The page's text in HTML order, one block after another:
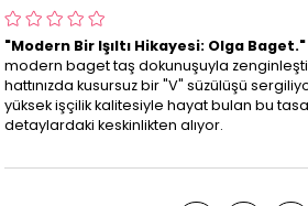
"Modern Bir Işıltı Hikayesi: Olga Baget."
modern baget taş dokunuşuyla
hattınızda kusursuz bir "V" süzülüşü
yüksek işçilik kalitesiyle hayat bulan bu
detaylardaki keskinlikten alıyor.